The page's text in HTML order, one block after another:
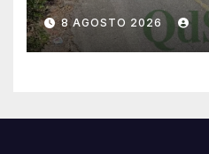
più aspettare
8 AGOSTO 2026